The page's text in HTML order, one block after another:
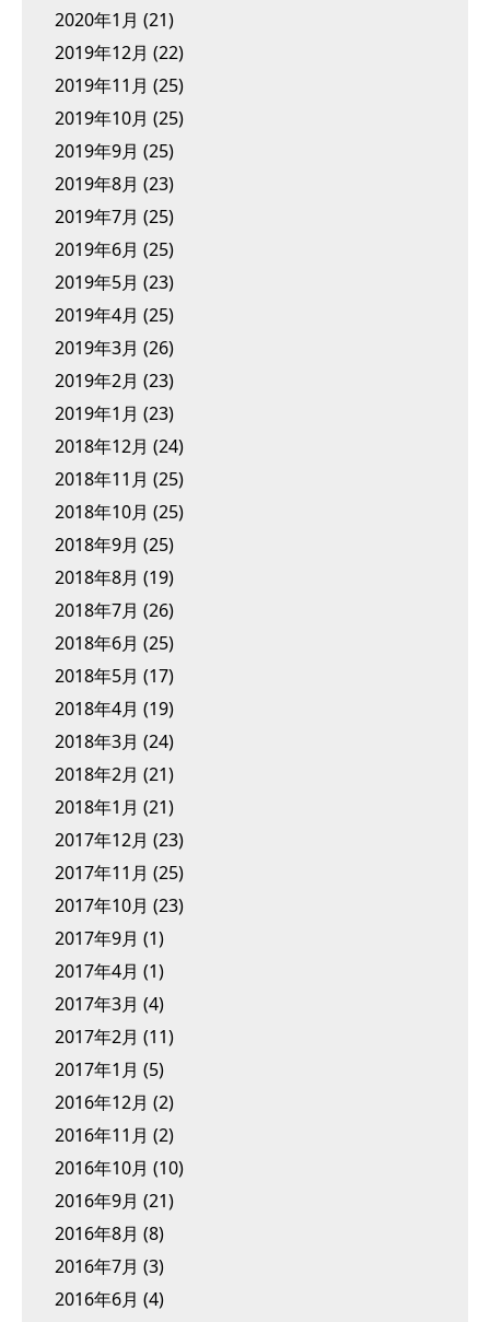
2020年1月 (21)
2019年12月 (22)
2019年11月 (25)
2019年10月 (25)
2019年9月 (25)
2019年8月 (23)
2019年7月 (25)
2019年6月 (25)
2019年5月 (23)
2019年4月 (25)
2019年3月 (26)
2019年2月 (23)
2019年1月 (23)
2018年12月 (24)
2018年11月 (25)
2018年10月 (25)
2018年9月 (25)
2018年8月 (19)
2018年7月 (26)
2018年6月 (25)
2018年5月 (17)
2018年4月 (19)
2018年3月 (24)
2018年2月 (21)
2018年1月 (21)
2017年12月 (23)
2017年11月 (25)
2017年10月 (23)
2017年9月 (1)
2017年4月 (1)
2017年3月 (4)
2017年2月 (11)
2017年1月 (5)
2016年12月 (2)
2016年11月 (2)
2016年10月 (10)
2016年9月 (21)
2016年8月 (8)
2016年7月 (3)
2016年6月 (4)